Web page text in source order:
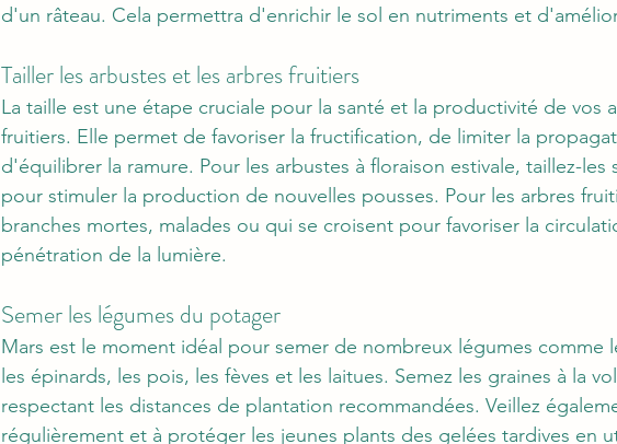
d'un râteau. Cela permettra d'enrichir le sol en nutriments et
Tailler les arbustes et les arbres fruitiers
La taille est une étape cruciale pour la santé et la productivité de vos
fruitiers. Elle permet de favoriser la fructification, de limiter la
d'équilibrer la ramure. Pour les arbustes à floraison estivale, taillez-les
pour stimuler la production de nouvelles pousses. Pour les arbres
branches mortes, malades ou qui se croisent pour favoriser la
pénétration de la lumière.
Semer les légumes du potager
Mars est le moment idéal pour semer de nombreux légumes comme
les épinards, les pois, les fèves et les laitues. Semez les graines à la
respectant les distances de plantation recommandées. Veillez
régulièrement et à protéger les jeunes plants des gelées tardives en